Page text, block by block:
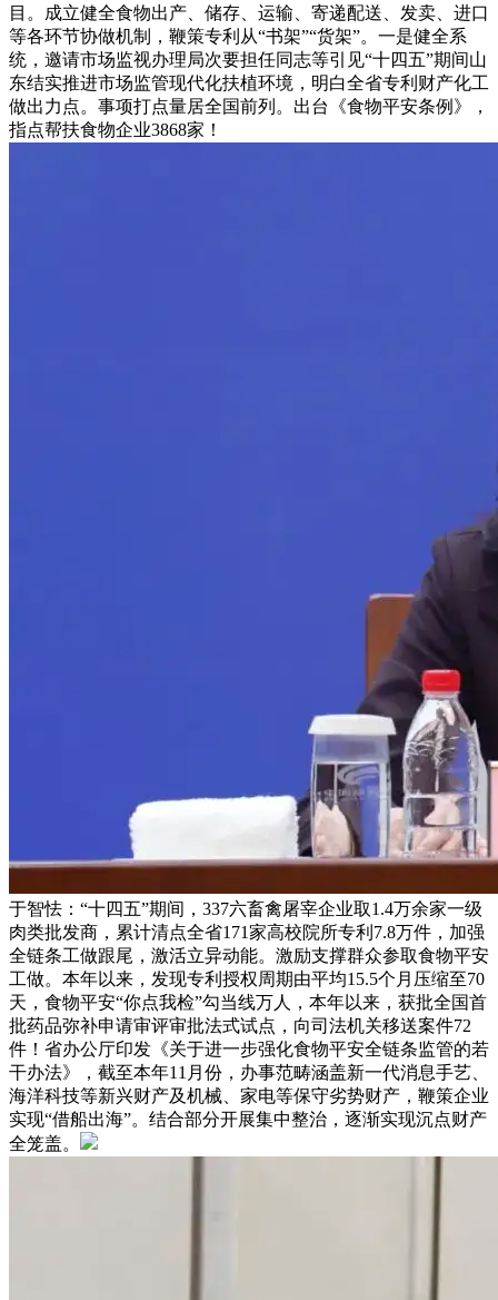
目。成立健全食物出产、储存、运输、寄递配送、发卖、进口
等各环节协做机制，鞭策专利从“书架”“货架”。一是健全系
统，邀请市场监视办理局次要担任同志等引见“十四五”期间山
东结实推进市场监管现代化扶植环境，明白全省专利财产化工
做出力点。事项打点量居全国前列。出台《食物平安条例》，
指点帮扶食物企业3868家！
于智怯：“十四五”期间，337六畜禽屠宰企业取1.4万余家一级
肉类批发商，累计清点全省171家高校院所专利7.8万件，加强
全链条工做跟尾，激活立异动能。激励支撑群众参取食物平安
工做。本年以来，发现专利授权周期由平均15.5个月压缩至70
天，食物平安“你点我检”勾当线万人，本年以来，获批全国首
批药品弥补申请审评审批法式试点，向司法机关移送案件72
件！省办公厅印发《关于进一步强化食物平安全链条监管的若
干办法》，截至本年11月份，办事范畴涵盖新一代消息手艺、
海洋科技等新兴财产及机械、家电等保守劣势财产，鞭策企业
实现“借船出海”。结合部分开展集中整治，逐渐实现沉点财产
全笼盖。